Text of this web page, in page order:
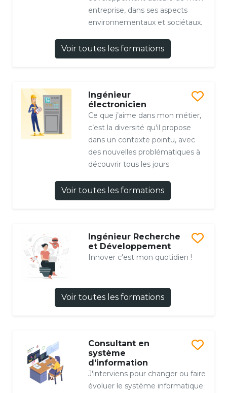
entreprise, dans ses aspects
environnementaux et sociétaux.
Voir toutes les formations
Ingénieur
électronicien
Ce que j’aime dans mon métier,
c’est la diversité qu'il propose
dans un contexte pointu, avec
des nouvelles problématiques à
découvrir tous les jours
Voir toutes les formations
Ingénieur Recherche
et Développement
Innover c'est mon quotidien !
Voir toutes les formations
Consultant en
système
d'information
J'interviens pour changer ou faire
évoluer le système informatique